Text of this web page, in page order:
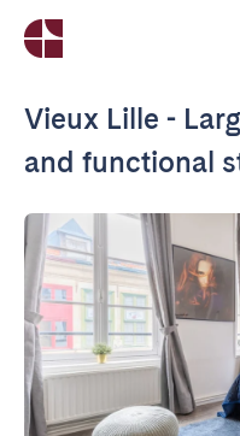
Vieux Lille -
and functional